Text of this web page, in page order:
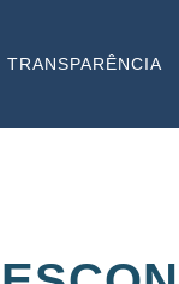
TRANSPARÊNCIA